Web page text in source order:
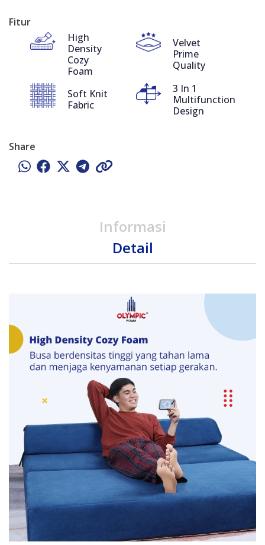
Fitur
High
Density
Cozy
Foam
Velvet
Prime
Quality
Soft Knit
Fabric
3 In 1
Multifunction
Design
Share
Informasi
Detail